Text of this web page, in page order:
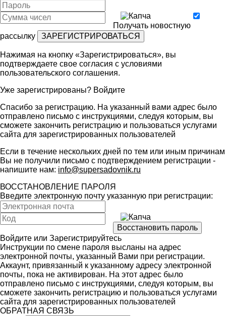
Получать новостную
рассылку
Нажимая на кнопку «Зарегистрироваться», вы
подтверждаете свое согласия с условиями
пользовательского соглашения.
Уже зарегистрированы? Войдите
Спасибо за регистрацию. На указанный вами адрес было
отправлено письмо с инструкциями, следуя которым, вы
сможете закончить регистрацию и пользоваться услугами
сайта для зарегистрированных пользователей
Если в течение нескольких дней по тем или иным причинам
Вы не получили письмо с подтверждением регистрации -
напишите нам: info@supersadovnik.ru
ВОССТАНОВЛЕНИЕ ПАРОЛЯ
Введите электронную почту указанную при регистрации:
Войдите или Зарегистрируйтесь
Инструкции по смене пароля высланы на адрес
электронной почты, указанный Вами при регистрации.
Аккаунт, привязанный к указанному адресу электронной
почты, пока не активирован. На этот адрес было
отправлено письмо с инструкциями, следуя которым, вы
сможете закончить регистрацию и пользоваться услугами
сайта для зарегистрированных пользователей
ОБРАТНАЯ СВЯЗЬ